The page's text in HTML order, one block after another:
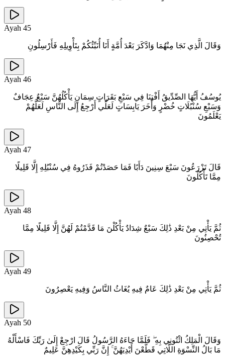
Ayah 45
وَقَالَ الَّذِي نَجَا مِنْهُمَا وَادَّكَرَ بَعْدَ أُمَّةٍ أَنَا أُنَبِّئُكُمْ بِتَأْوِيلِهِ فَأَرْسِلُونِ
Ayah 46
يُوسُفُ أَيُّهَا الصِّدِّيقُ أَفْتِنَا فِي سَبْعِ بَقَرَاتٍ سِمَانٍ يَأْكُلُهُنَّ سَبْعٌ عِجَافٌ
وَسَبْعِ سُنْبُلَاتٍ خُضْرٍ وَأُخَرَ يَابِسَاتٍ لَعَلِّي أَرْجِعُ إِلَى النَّاسِ لَعَلَّهُمْ
يَعْلَمُونَ
Ayah 47
قَالَ تَزْرَعُونَ سَبْعَ سِنِينَ دَأَبًا فَمَا حَصَدْتُمْ فَذَرُوهُ فِي سُنْبُلِهِ إِلَّا قَلِيلًا
مِمَّا تَأْكُلُونَ
Ayah 48
ثُمَّ يَأْتِي مِنْ بَعْدِ ذَٰلِكَ سَبْعٌ شِدَادٌ يَأْكُلْنَ مَا قَدَّمْتُمْ لَهُنَّ إِلَّا قَلِيلًا مِمَّا
تُحْصِنُونَ
Ayah 49
ثُمَّ يَأْتِي مِنْ بَعْدِ ذَٰلِكَ عَامٌ فِيهِ يُغَاثُ النَّاسُ وَفِيهِ يَعْصِرُونَ
Ayah 50
وَقَالَ الْمَلِكُ ائْتُونِي بِهِ ۖ فَلَمَّا جَاءَهُ الرَّسُولُ قَالَ ارْجِعْ إِلَىٰ رَبِّكَ فَاسْأَلْهُ
مَا بَالُ النِّسْوَةِ اللَّاتِي قَطَّعْنَ أَيْدِيَهُنَّ ۚ إِنَّ رَبِّي بِكَيْدِهِنَّ عَلِيمٌ